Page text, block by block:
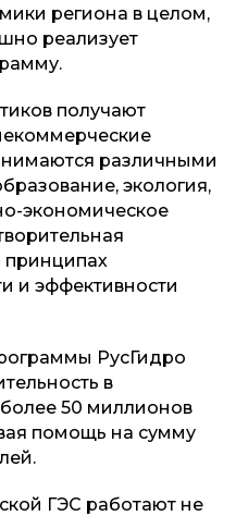
региона в целом,
реализует
получают
различными
экология,
экономическое
принципах
и эффективности
РусГидро
в
50 миллионов
помощь на сумму
ГЭС работают не